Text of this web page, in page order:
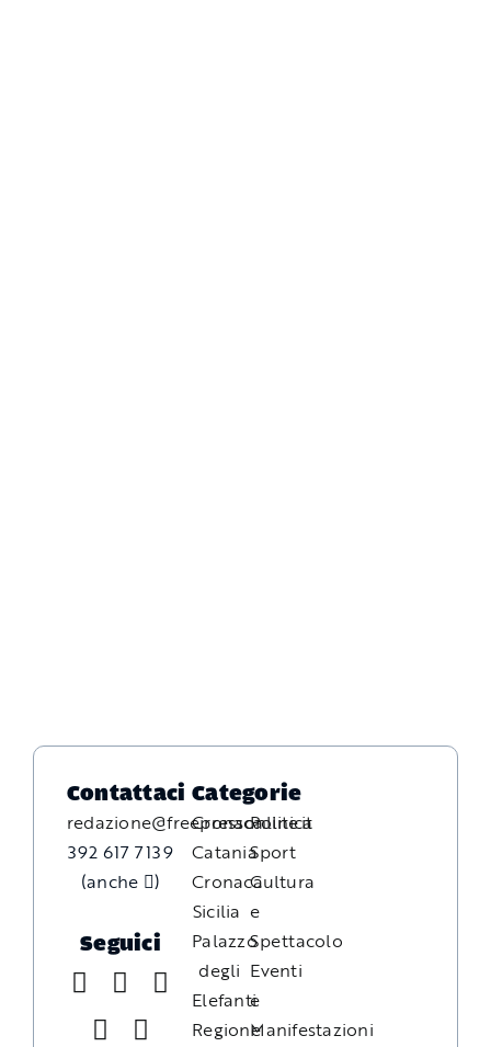
Contattaci
redazione@freepressonline.it
392 617 7139
(anche
)
Seguici
Categorie
Cronaca
Catania
Cronaca
Sicilia
Palazzo
degli
Elefanti
Regione
Politica
Sport
Cultura
e
Spettacolo
Eventi
e
Manifestazioni